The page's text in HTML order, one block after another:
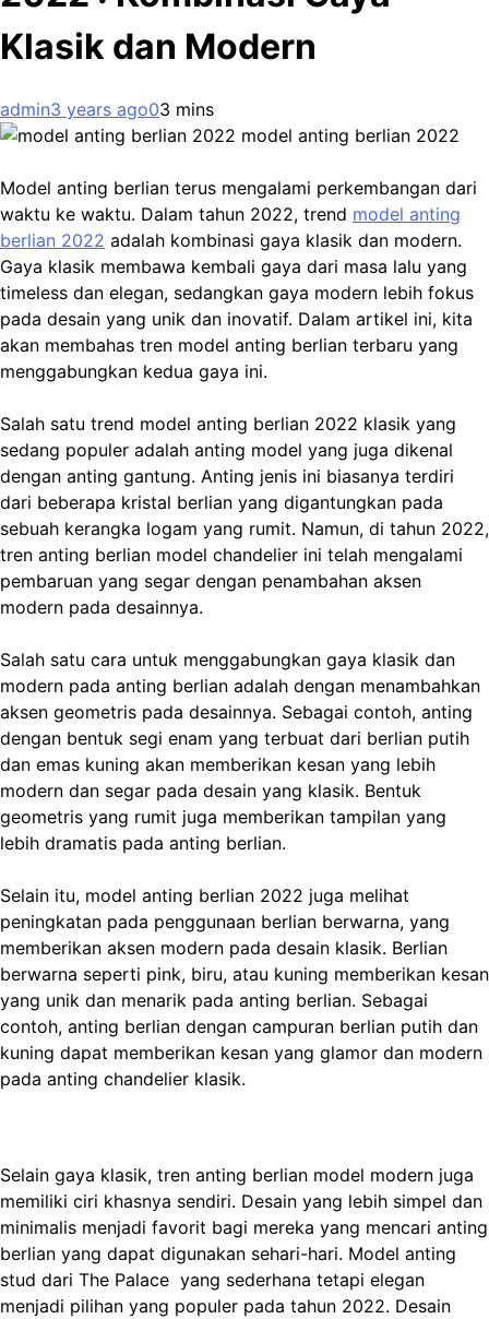
Klasik dan Modern
admin3 years ago03 mins
model anting berlian 2022
Model anting berlian terus mengalami perkembangan dari
waktu ke waktu. Dalam tahun 2022, trend model anting
berlian 2022 adalah kombinasi gaya klasik dan modern.
Gaya klasik membawa kembali gaya dari masa lalu yang
timeless dan elegan, sedangkan gaya modern lebih fokus
pada desain yang unik dan inovatif. Dalam artikel ini, kita
akan membahas tren model anting berlian terbaru yang
menggabungkan kedua gaya ini.
Salah satu trend model anting berlian 2022 klasik yang
sedang populer adalah anting model yang juga dikenal
dengan anting gantung. Anting jenis ini biasanya terdiri
dari beberapa kristal berlian yang digantungkan pada
sebuah kerangka logam yang rumit. Namun, di tahun 2022,
tren anting berlian model chandelier ini telah mengalami
pembaruan yang segar dengan penambahan aksen
modern pada desainnya.
Salah satu cara untuk menggabungkan gaya klasik dan
modern pada anting berlian adalah dengan menambahkan
aksen geometris pada desainnya. Sebagai contoh, anting
dengan bentuk segi enam yang terbuat dari berlian putih
dan emas kuning akan memberikan kesan yang lebih
modern dan segar pada desain yang klasik. Bentuk
geometris yang rumit juga memberikan tampilan yang
lebih dramatis pada anting berlian.
Selain itu, model anting berlian 2022 juga melihat
peningkatan pada penggunaan berlian berwarna, yang
memberikan aksen modern pada desain klasik. Berlian
berwarna seperti pink, biru, atau kuning memberikan kesan
yang unik dan menarik pada anting berlian. Sebagai
contoh, anting berlian dengan campuran berlian putih dan
kuning dapat memberikan kesan yang glamor dan modern
pada anting chandelier klasik.
Selain gaya klasik, tren anting berlian model modern juga
memiliki ciri khasnya sendiri. Desain yang lebih simpel dan
minimalis menjadi favorit bagi mereka yang mencari anting
berlian yang dapat digunakan sehari-hari. Model anting
stud dari The Palace yang sederhana tetapi elegan
menjadi pilihan yang populer pada tahun 2022. Desain